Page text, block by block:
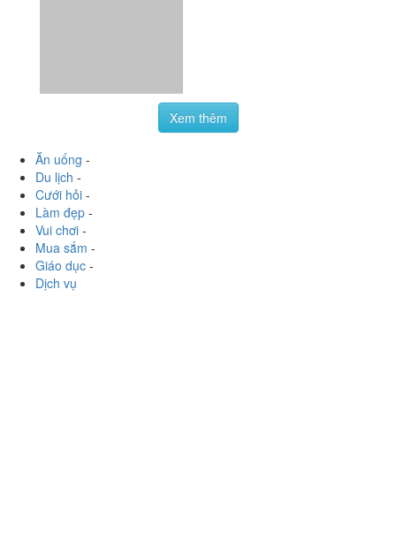
Xem thêm
Ăn uống -
Du lịch -
Cưới hỏi -
Làm đẹp -
Vui chơi -
Mua sắm -
Giáo dục -
Dịch vụ